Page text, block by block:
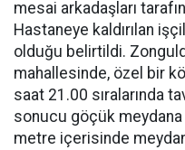
mesai arkadaşları
Hastaneye kaldırılan
olduğu belirtildi.
mahallesinde, özel bir
saat 21.00 sıralarında
sonucu göçük meydana
metre içerisinde